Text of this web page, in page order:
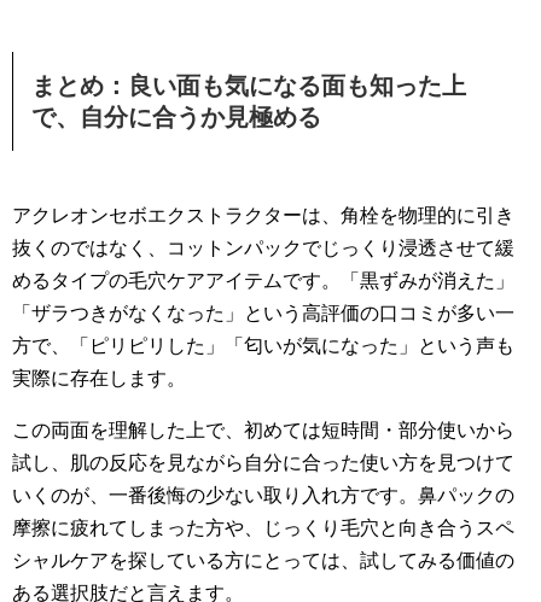
まとめ：良い面も気になる面も知った上
で、自分に合うか見極める
アクレオンセボエクストラクターは、角栓を物理的に引き
抜くのではなく、コットンパックでじっくり浸透させて緩
めるタイプの毛穴ケアアイテムです。「黒ずみが消えた」
「ザラつきがなくなった」という高評価の口コミが多い一
方で、「ピリピリした」「匂いが気になった」という声も
実際に存在します。
この両面を理解した上で、初めては短時間・部分使いから
試し、肌の反応を見ながら自分に合った使い方を見つけて
いくのが、一番後悔の少ない取り入れ方です。鼻パックの
摩擦に疲れてしまった方や、じっくり毛穴と向き合うスペ
シャルケアを探している方にとっては、試してみる価値の
ある選択肢だと言えます。